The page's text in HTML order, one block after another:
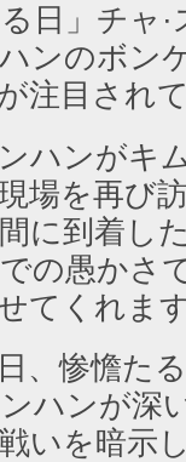
日」チャ
ンのボン
注目され
ハンがキ
場を再び
に到着し
の愚かさ
てくれま
、惨憺た
ハンが深
いを暗示